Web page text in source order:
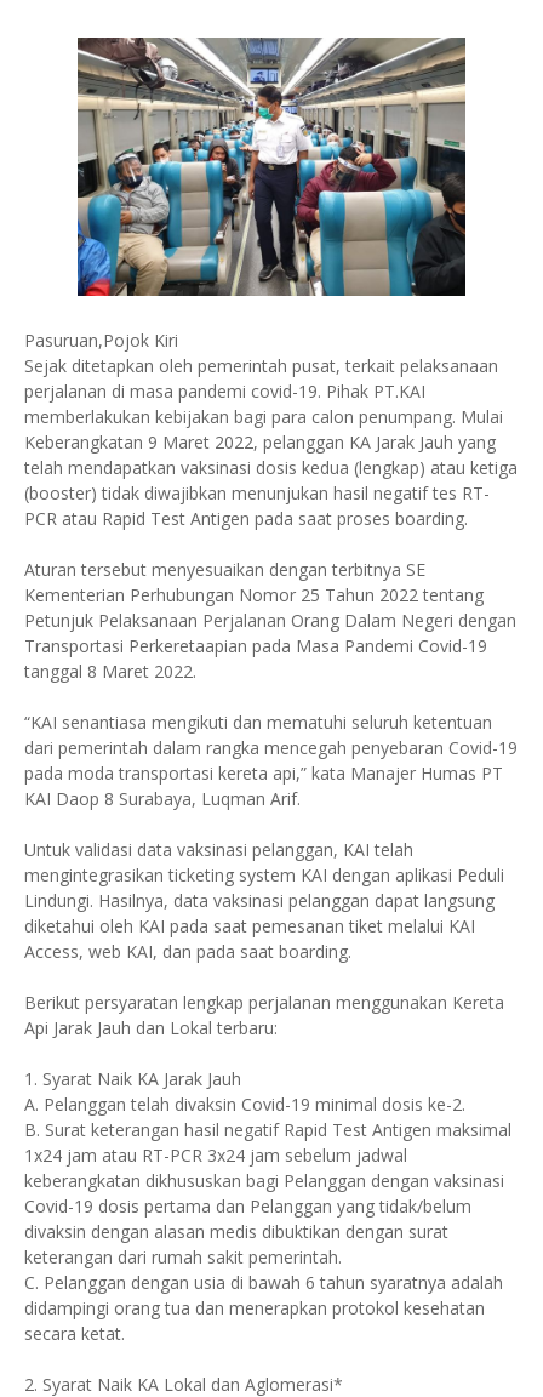
Pasuruan,Pojok Kiri
Sejak ditetapkan oleh pemerintah pusat, terkait pelaksanaan
perjalanan di masa pandemi covid-19. Pihak PT.KAI
memberlakukan kebijakan bagi para calon penumpang. Mulai
Keberangkatan 9 Maret 2022, pelanggan KA Jarak Jauh yang
telah mendapatkan vaksinasi dosis kedua (lengkap) atau ketiga
(booster) tidak diwajibkan menunjukan hasil negatif tes RT-
PCR atau Rapid Test Antigen pada saat proses boarding.
Aturan tersebut menyesuaikan dengan terbitnya SE
Kementerian Perhubungan Nomor 25 Tahun 2022 tentang
Petunjuk Pelaksanaan Perjalanan Orang Dalam Negeri dengan
Transportasi Perkeretaapian pada Masa Pandemi Covid-19
tanggal 8 Maret 2022.
“KAI senantiasa mengikuti dan mematuhi seluruh ketentuan
dari pemerintah dalam rangka mencegah penyebaran Covid-19
pada moda transportasi kereta api,” kata Manajer Humas PT
KAI Daop 8 Surabaya, Luqman Arif.
Untuk validasi data vaksinasi pelanggan, KAI telah
mengintegrasikan ticketing system KAI dengan aplikasi Peduli
Lindungi. Hasilnya, data vaksinasi pelanggan dapat langsung
diketahui oleh KAI pada saat pemesanan tiket melalui KAI
Access, web KAI, dan pada saat boarding.
Berikut persyaratan lengkap perjalanan menggunakan Kereta
Api Jarak Jauh dan Lokal terbaru:
1. Syarat Naik KA Jarak Jauh
A. Pelanggan telah divaksin Covid-19 minimal dosis ke-2.
B. Surat keterangan hasil negatif Rapid Test Antigen maksimal
1x24 jam atau RT-PCR 3x24 jam sebelum jadwal
keberangkatan dikhususkan bagi Pelanggan dengan vaksinasi
Covid-19 dosis pertama dan Pelanggan yang tidak/belum
divaksin dengan alasan medis dibuktikan dengan surat
keterangan dari rumah sakit pemerintah.
C. Pelanggan dengan usia di bawah 6 tahun syaratnya adalah
didampingi orang tua dan menerapkan protokol kesehatan
secara ketat.
2. Syarat Naik KA Lokal dan Aglomerasi*